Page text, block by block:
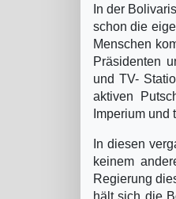
In der
schon die
Menschen
Präsidenten
und TV-
aktiven
Imperium
In diesen
keinem
Regierung
hält sich die